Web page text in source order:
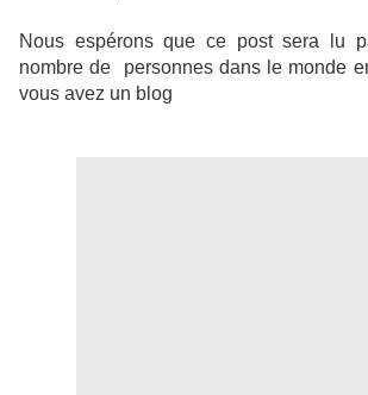
Nous espérons que ce post sera lu
nombre de personnes dans le monde
vous avez un blog